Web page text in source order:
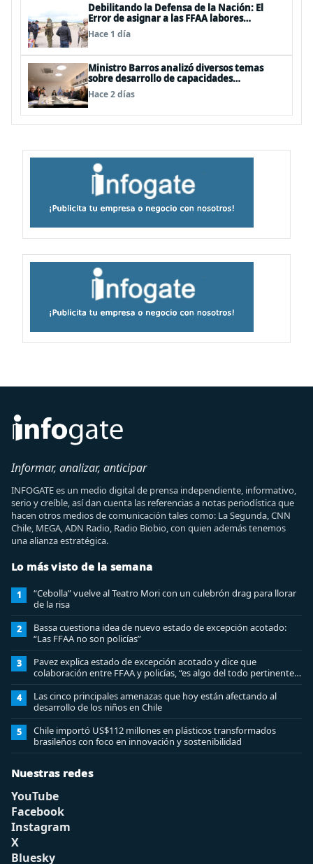
Debilitando la Defensa de la Nación: El
Error de asignar a las FFAA labores
policiales
Hace 1 día
Ministro Barros analizó diversos temas
sobre desarrollo de capacidades
estratégicas en sesión del Consejo de
Política Espacial
Hace 2 días
Informar, analizar, anticipar
INFOGATE es un medio digital de prensa independiente, informativo,
serio y creíble, así dan cuenta las referencias a notas periodística que
hacen otros medios de comunicación tales como: La Segunda, CNN
Chile, MEGA, ADN Radio, Radio Biobio, con quien además tenemos
una alianza estratégica.
Lo más visto de la semana
1
“Cebolla” vuelve al Teatro Mori con un culebrón drag para llorar
de la risa
2
Bassa cuestiona idea de nuevo estado de excepción acotado:
“Las FFAA no son policías”
3
Pavez explica estado de excepción acotado y dice que
colaboración entre FFAA y policías, “es algo del todo pertinente
analizar”
4
Las cinco principales amenazas que hoy están afectando al
desarrollo de los niños en Chile
5
Chile importó US$112 millones en plásticos transformados
brasileños con foco en innovación y sostenibilidad
Nuestras redes
YouTube
Facebook
Instagram
X
Bluesky